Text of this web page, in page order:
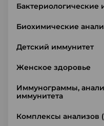
Бактериологические
Биохимические
Детский иммунитет
Женское здоровье
Иммунограммы,
иммунитета
Комплексы анализов